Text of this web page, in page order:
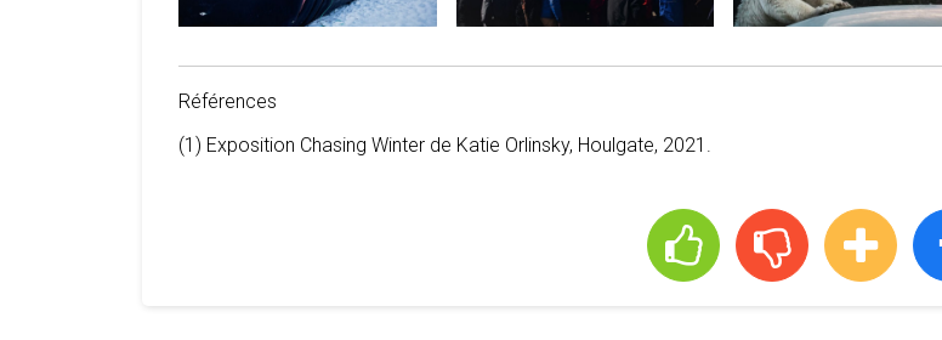
Références
(1) Exposition Chasing Winter de Katie Orlinsky, Houlgate, 2021.